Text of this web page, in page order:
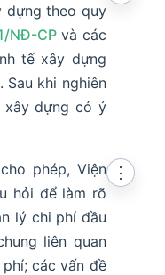
dựng theo quy
NĐ-CP và các
tế xây dựng
Sau khi nghiên
xây dựng có ý
phép, Viện
hỏi để làm rõ
lý chi phí đầu
liên quan
các vấn đề
⋮